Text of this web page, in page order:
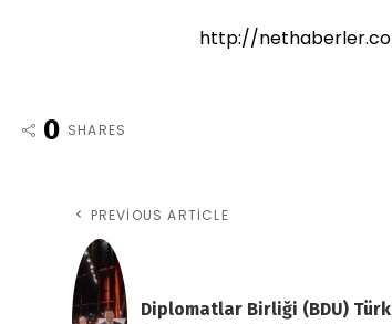
http://
0 SHARES
PREVIOUS ARTICLE
Diplomatlar Birliği (BDU) Türk